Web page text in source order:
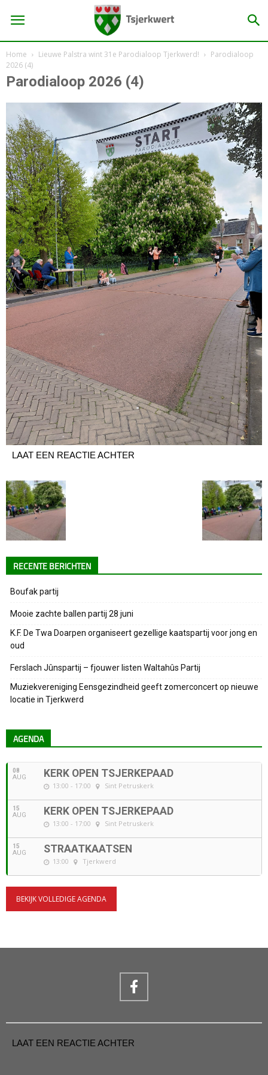
Home Lieuwe Palstra wint 31e Parodialoop Tjerkwerd!
Parodialoop
2026 (4)
Parodialoop 2026 (4)
LAAT EEN REACTIE ACHTER
RECENTE BERICHTEN
Boufak partij
Mooie zachte ballen partij 28 juni
K.F. De Twa Doarpen organiseert gezellige kaatspartij voor jong en
oud
Ferslach Jûnspartij – fjouwer listen Waltahûs Partij
Muziekvereniging Eensgezindheid geeft zomerconcert op nieuwe
locatie in Tjerkwerd
AGENDA
08
AUG KERK OPEN TSJERKEPAAD
13:00 - 17:00 Sint Petruskerk
15
AUG KERK OPEN TSJERKEPAAD
13:00 - 17:00 Sint Petruskerk
15
AUG STRAATKAATSEN
13:00 Tjerkwerd
BEKIJK VOLLEDIGE AGENDA
LAAT EEN REACTIE ACHTER